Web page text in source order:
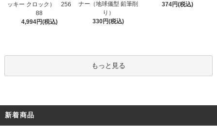
ッキー クロック） 256
88
4,994円(税込)
ナー（地球儀型 鉛筆削
り）
330円(税込)
374円(税込)
もっと見る
新着商品